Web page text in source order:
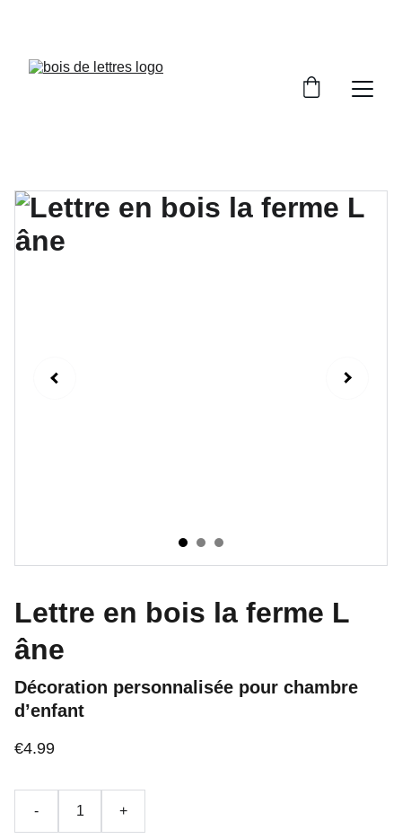
Lettre en bois la ferme L
âne
Décoration personnalisée pour chambre
d’enfant
€4.99
- +